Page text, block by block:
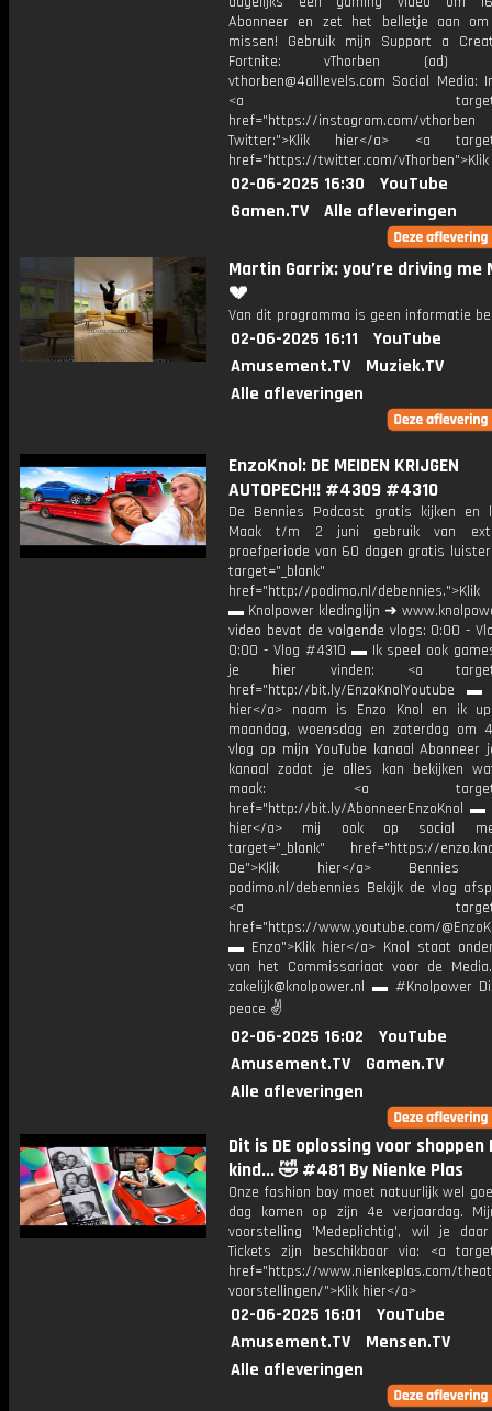
Abonneer en zet het belletje aan
missen! Gebruik mijn Support a
Fortnite: vThorben (ad)
vthorben@4alllevels.com Social Media:
<a
href="https://instagram.com/vthorben
Twitter:">Klik hier</a> <a
href="https://twitter.com/
02-06-2025 16:30
YouTube
Gamen.TV
Alle afleveringen
Martin Garrix: you’re driving me
💔
Van dit programma is geen informatie
02-06-2025 16:11
YouTube
Amusement.TV
Muziek.TV
Alle afleveringen
EnzoKnol: DE MEIDEN KRIJGEN
AUTOPECH!! #4309 #4310
De Bennies Podcast gratis kijken en
Maak t/m 2 juni gebruik van
proefperiode van 60 dagen gratis
target="_blank"
href="http://podimo.nl/
▬ Knolpower kledinglijn ➜
video bevat de volgende vlogs: 0:00 -
0:00 - Vlog #4310 ▬ Ik speel ook
je hier vinden: <a
href="http://bit.ly/EnzoKnolYoutube ▬
hier</a> naam is Enzo Knol en ik
maandag, woensdag en zaterdag om
vlog op mijn YouTube kanaal Abonneer
kanaal zodat je alles kan bekijken
maak: <a
href="http://bit.ly/AbonneerEnzoKnol ▬
hier</a> mij ook op social
target="_blank" href="https://
De">Klik hier</a> Bennies
podimo.nl/debennies Bekijk de vlog
<a
href="https://www.youtube.com/
▬ Enzo">Klik hier</a> Knol staat
van het Commissariaat voor de
zakelijk@knolpower.nl ▬ #Knolpower
peace ✌
02-06-2025 16:02
YouTube
Amusement.TV
Gamen.TV
Alle afleveringen
Dit is DE oplossing voor shoppen
kind... 🤣 #481 By Nienke Plas
Onze fashion boy moet natuurlijk wel
dag komen op zijn 4e verjaardag.
voorstelling 'Medeplichtig', wil je
Tickets zijn beschikbaar via: <a
href="https://www.nienkeplas.com/
voorstellingen/">Klik hier</a>
02-06-2025 16:01
YouTube
Amusement.TV
Mensen.TV
Alle afleveringen